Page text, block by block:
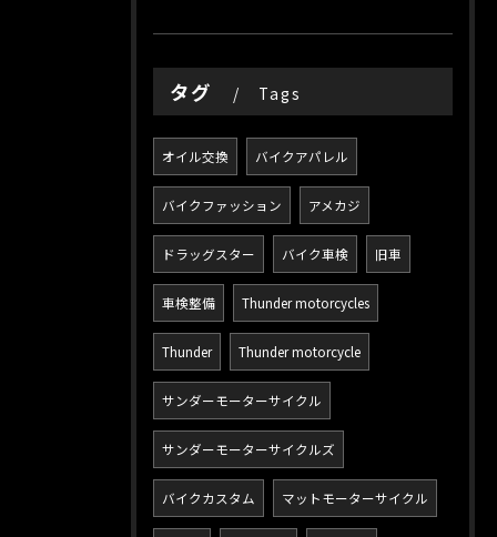
タグ Tags
オイル交換 バイクアパレル
バイクファッション アメカジ
ドラッグスター バイク車検 旧車
車検整備 Thunder motorcycles
Thunder Thunder motorcycle
サンダーモーターサイクル
サンダーモーターサイクルズ
バイクカスタム マットモーターサイクル